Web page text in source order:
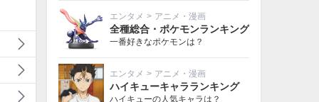
エンタメ > アニメ・漫画
全種総合・ポケモンランキング
一番好きなポケモンは？
エンタメ > アニメ・漫画
ハイキューキャラランキング
ハイキューの人気キャラは？